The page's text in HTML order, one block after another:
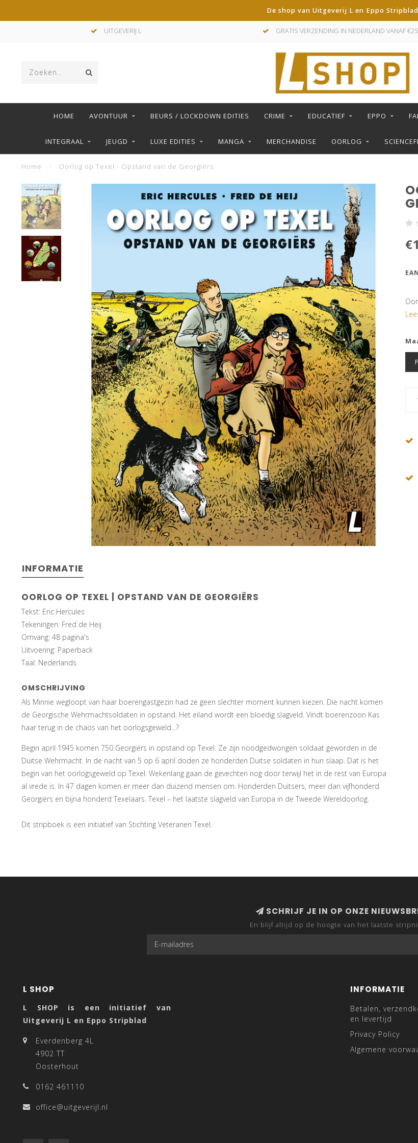
De shop van Uitgeverij L en Eppo Stripblad
UITGEVERIJ L GRATIS VERZENDING IN NEDERLAND VANAF €25
HOME AVONTUUR BEURS / LOCKDOWN EDITIES CRIME EDUCATIEF EPPO
INTEGRAAL JEUGD LUXE EDITIES MANGA MERCHANDISE OORLOG
Home Oorlog op Texel - Opstand van de Georgiërs
INFORMATIE
OORLOG OP TEXEL | OPSTAND VAN DE GEORGIËRS
Tekst: Eric Hercules
Tekeningen: Fred de Heij
Omvang: 48 pagina's
Uitvoering: Paperback
Taal: Nederlands
OMSCHRIJVING
Als Minnie wegloopt van haar boerengastgezin had ze geen slechter moment kunnen kiezen. Die nacht komen
de Georgische Wehrmachtsoldaten in opstand. Het eiland wordt een bloedig slagveld. Vindt boerenzoon Kas
haar terug in de chaos van het oorlogsgeweld...?
Begin april 1945 komen 750 Georgiërs in opstand op Texel. Ze zijn noodgedwongen soldaat geworden in de
Duitse Wehrmacht. In de nacht van 5 op 6 april doden ze honderden Duitse soldaten in hun slaap. Dat is het
begin van het oorlogsgeweld op Texel. Wekenlang gaan de gevechten nog door terwijl het in de rest van Europa
al vrede is. In 47 dagen komen er meer dan duizend mensen om. Honderden Duitsers, meer dan vijfhonderd
Georgiërs en bijna honderd Texelaars. Texel – het laatste slagveld van Europa in de Tweede Wereldoorlog.
Dit stripboek is een initiatief van Stichting Veteranen Texel.
SCHRIJF JE IN OP ONZE
En blijf altijd op de hoogte van het laatste
L SHOP
L SHOP is een initiatief van
Uitgeverij L en Eppo Stripblad
Everdenberg 4L
4902 TT
Oosterhout
0162 461110
office@uitgeverijl.nl
INFORMATIE
Betalen,
en levertijd
Privacy Policy
Algemene